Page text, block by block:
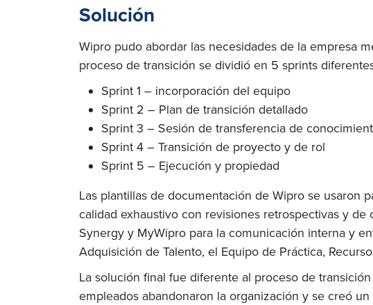
Solución
Wipro pudo abordar las necesidades de la empresa
proceso de transición se dividió en 5 sprints
Sprint 1 – incorporación del equipo
Sprint 2 – Plan de transición detallado
Sprint 3 – Sesión de transferencia de
Sprint 4 – Transición de proyecto y de rol
Sprint 5 – Ejecución y propiedad
Las plantillas de documentación de Wipro se usaron
calidad exhaustivo con revisiones retrospectivas y
Synergy y MyWipro para la comunicación interna y
Adquisición de Talento, el Equipo de Práctica,
La solución final fue diferente al proceso de
empleados abandonaron la organización y se creó